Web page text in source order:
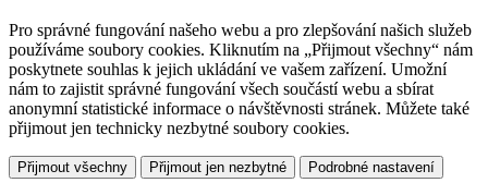
Pro správné fungování našeho webu a pro zlepšování našich služeb
používáme soubory cookies. Kliknutím na „Přijmout všechny“ nám
poskytnete souhlas k jejich ukládání ve vašem zařízení. Umožní
nám to zajistit správné fungování všech součástí webu a sbírat
anonymní statistické informace o návštěvnosti stránek. Můžete také
přijmout jen technicky nezbytné soubory cookies.
Přijmout všechny Přijmout jen nezbytné Podrobné nastavení